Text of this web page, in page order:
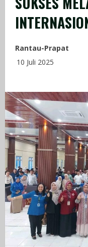
Rantau-Prapat
10 Juli 2025